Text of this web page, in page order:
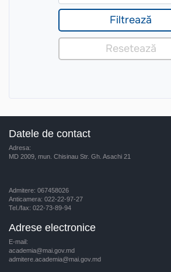
Datele de contact
Adresa:
MD 2009, mun. Chisinau Str. Gh. Asachi 21
Admitere: 067458026
Anticamera: 022-22-97-27
Tel./fax: 022-73-89-94
Adrese electronice
E-mail:
academia@mai.gov.md
admitere.academia@mai.gov.md